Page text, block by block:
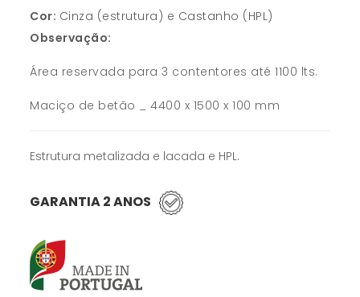
Cor: Cinza (estrutura) e Castanho (HPL)
Observação:
Área reservada para 3 contentores até 1100 lts.
Maciço de betão _ 4400 x 1500 x 100 mm
Estrutura metalizada e lacada e HPL.
GARANTIA 2 ANOS